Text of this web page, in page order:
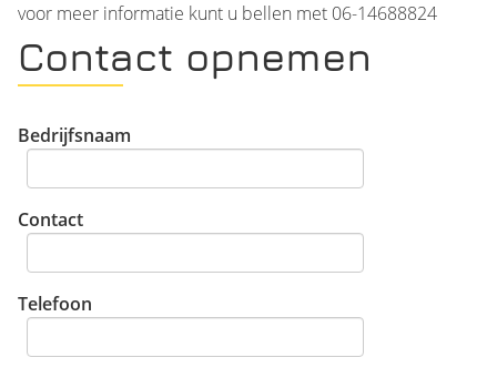
voor meer informatie kunt u bellen met 06-14688824
Contact opnemen
Bedrijfsnaam
Contact
Telefoon